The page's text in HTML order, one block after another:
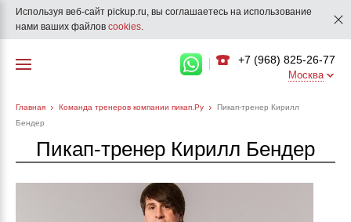
Используя веб-сайт pickup.ru, вы соглашаетесь на использование
нами ваших файлов cookies.
+7 (968) 825-26-77
Москва
Главная Команда тренеров компании пикап.Ру
Пикап-тренер Кирилл
Бендер
Пикап-тренер Кирилл Бендер